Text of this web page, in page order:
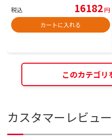
税込 16182円
カートに入れる
このカテゴリ
カスタマーレビュー